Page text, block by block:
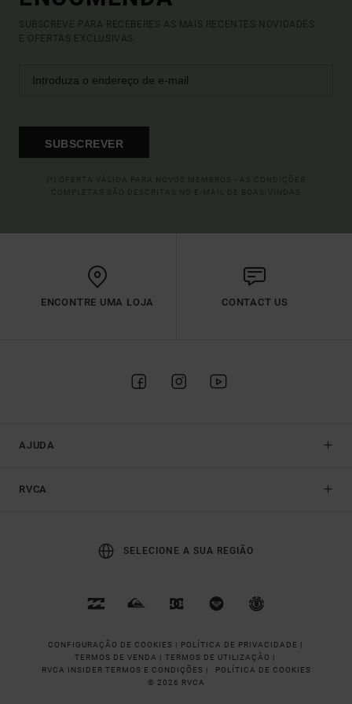
SUBSCREVE PARA RECEBERES AS MAIS RECENTES NOVIDADES
E OFERTAS EXCLUSIVAS.
SUBSCREVER
ENCONTRE UMA LOJA CONTACT US
AJUDA
RVCA
SELECIONE A SUA REGIÃO
CONFIGURAÇÃO DE COOKIES | POLÍTICA DE PRIVACIDADE |
TERMOS DE VENDA | TERMOS DE UTILIZAÇÂO |
RVCA INSIDER TERMOS E CONDIÇÕES |
POLÍTICA DE COOKIES
© 2026 RVCA